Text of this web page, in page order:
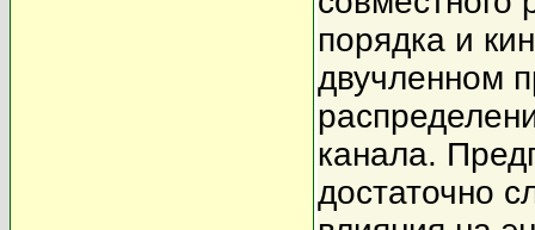
порядка и
двучленном
канала.
достаточно